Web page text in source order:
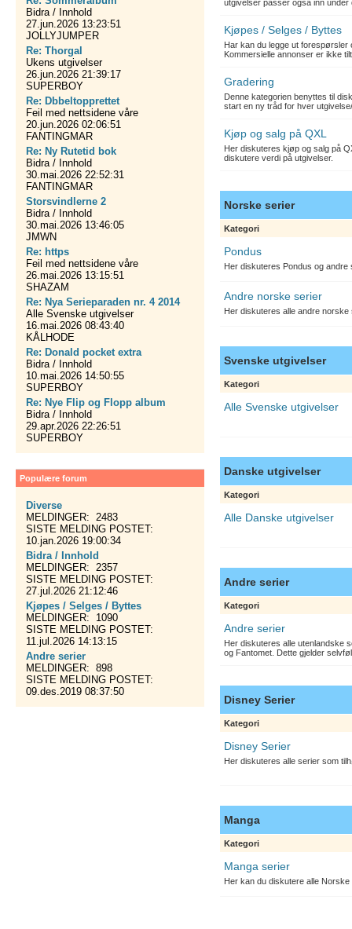
Bidra / Innhold
27.jun.2026 13:23:51
JOLLYJUMPER
Re: Thorgal
Ukens utgivelser
26.jun.2026 21:39:17
SUPERBOY
Re: Dbbeltopprettet
Feil med nettsidene våre
20.jun.2026 02:06:51
FANTINGMAR
Re: Ny Rutetid bok
Bidra / Innhold
30.mai.2026 22:52:31
FANTINGMAR
Storsvindlerne 2
Bidra / Innhold
30.mai.2026 13:46:05
JMWN
Re: https
Feil med nettsidene våre
26.mai.2026 13:15:51
SHAZAM
Re: Nya Serieparaden nr. 4 2014
Alle Svenske utgivelser
16.mai.2026 08:43:40
KÅLHODE
Re: Donald pocket extra
Bidra / Innhold
10.mai.2026 14:50:55
SUPERBOY
Re: Nye Flip og Flopp album
Bidra / Innhold
29.apr.2026 22:26:51
SUPERBOY
Populære forum
Diverse
MELDINGER: 2483
SISTE MELDING POSTET:
10.jan.2026 19:00:34
Bidra / Innhold
MELDINGER: 2357
SISTE MELDING POSTET:
27.jul.2026 21:12:46
Kjøpes / Selges / Byttes
MELDINGER: 1090
SISTE MELDING POSTET:
11.jul.2026 14:13:15
Andre serier
MELDINGER: 898
SISTE MELDING POSTET:
09.des.2019 08:37:50
utgivelser passer også inn under
Kjøpes / Selges / Byttes
Har kan du legge ut forespørsler
Kommersielle annonser er ikke
Gradering
Denne kategorien benyttes til
start en ny tråd for hver
Kjøp og salg på QXL
Her diskuteres kjøp og salg på
diskutere verdi på utgivelser.
Norske serier
Kategori
Pondus
Her diskuteres Pondus og
Andre norske serier
Her diskuteres alle andre
Svenske utgivelser
Kategori
Alle Svenske utgivelser
Danske utgivelser
Kategori
Alle Danske utgivelser
Andre serier
Kategori
Andre serier
Her diskuteres alle utenlandske
og Fantomet. Dette gjelder
Disney Serier
Kategori
Disney Serier
Her diskuteres alle serier som
Manga
Kategori
Manga serier
Her kan du diskutere alle Norske